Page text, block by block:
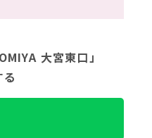
大宮東口」